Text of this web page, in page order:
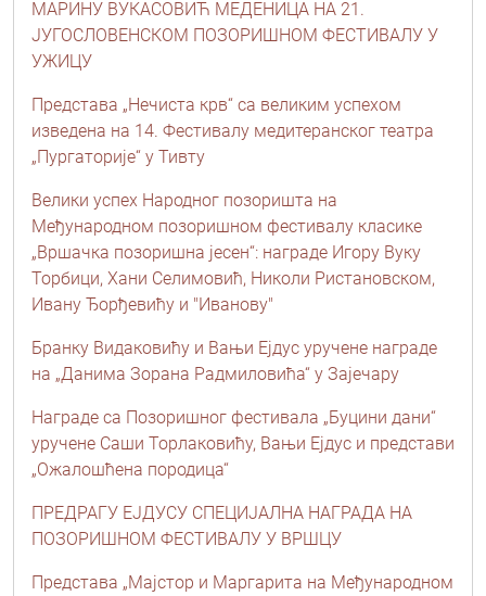
МАРИНУ ВУКАСОВИЋ МЕДЕНИЦА НА 21.
ЈУГОСЛОВЕНСКОМ ПОЗОРИШНОМ ФЕСТИВАЛУ У
УЖИЦУ
Представа „Нечиста крв“ сa великим успехом
изведена на 14. Фестивалу медитеранског театра
„Пургаторије“ у Тивту
Велики успех Народног позоришта на
Међународном позоришном фестивалу класике
„Вршачка позоришна јесен“: награде Игору Вуку
Торбици, Хани Селимовић, Николи Ристановском,
Ивану Ђорђевићу и "Иванову"
Бранку Видаковићу и Вањи Ејдус уручене награде
на „Данима Зорана Радмиловића“ у Зајечару
Награде са Позоришног фестивала „Буцини дани“
уручене Саши Торлаковићу, Вањи Ејдус и представи
„Ожалошћена породица“
ПРЕДРАГУ ЕЈДУСУ СПЕЦИЈАЛНА НАГРАДА НА
ПОЗОРИШНОМ ФЕСТИВАЛУ У ВРШЦУ
Представа „Мајстор и Маргарита на Међународном